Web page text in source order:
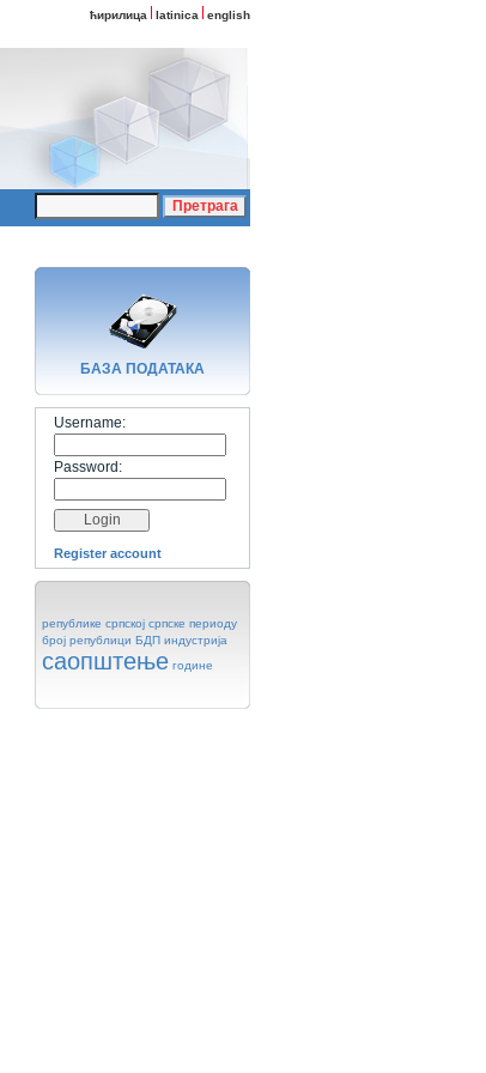
ћирилица latinica english
БАЗA ПОДАТАКА
Username:
Password:
Register account
републике српској српске периоду
број републици БДП индустрија
саопштење године